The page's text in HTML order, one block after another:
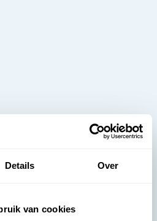
Details Over
van cookies